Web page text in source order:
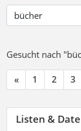
Gesucht nach
« 1 2 3
Listen &